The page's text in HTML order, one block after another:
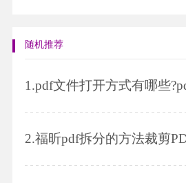
随机推荐
1.pdf文件打开方式有哪些?pdf文件打开后
2.福昕pdf拆分的方法裁剪